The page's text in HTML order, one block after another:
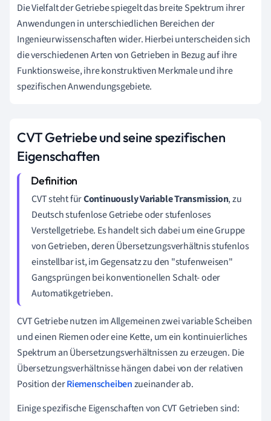
Die Vielfalt der Getriebe spiegelt das breite Spektrum ihrer
Anwendungen in unterschiedlichen Bereichen der
Ingenieurwissenschaften wider. Hierbei unterscheiden sich
die verschiedenen Arten von Getrieben in Bezug auf ihre
Funktionsweise, ihre konstruktiven Merkmale und ihre
spezifischen Anwendungsgebiete.
CVT Getriebe und seine spezifischen
Eigenschaften
CVT steht fürContinuously Variable Transmission, zu
Deutsch stufenlose Getriebe oder stufenloses
Verstellgetriebe. Es handelt sich dabei um eine Gruppe
von Getrieben, deren Übersetzungsverhältnis stufenlos
einstellbar ist, im Gegensatz zu den "stufenweisen"
Gangsprüngen bei konventionellen Schalt- oder
Automatikgetrieben.
CVT Getriebe nutzen im Allgemeinen zwei variable Scheiben
und einen Riemen oder eine Kette, um ein kontinuierliches
Spektrum an Übersetzungsverhältnissen zu erzeugen. Die
Übersetzungsverhältnisse hängen dabei von der relativen
Position derRiemenscheibenzueinander ab.
Einige spezifische Eigenschaften von CVT Getrieben sind: